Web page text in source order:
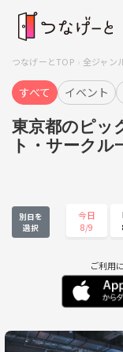
つなげーとTOP 全ジャン
すべて イベント
東京都のピッ
ト・サークル
別日を
選択
今日
8/9
8/15
金
8/21
8/27
ご利用